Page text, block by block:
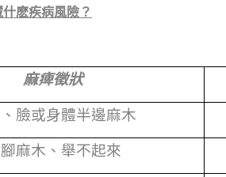
麽疾病風險？
麻痺徵狀
臉或身體半邊麻木
麻木、舉不起來